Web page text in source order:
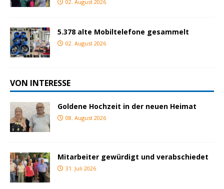
02. August 2026
5.378 alte Mobiltelefone gesammelt
02. August 2026
VON INTERESSE
Goldene Hochzeit in der neuen Heimat
08. August 2026
Mitarbeiter gewürdigt und verabschiedet
31. Juli 2026